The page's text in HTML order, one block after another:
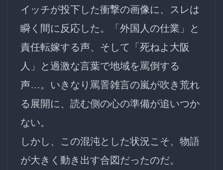
イッチが投下した衝撃の画像に、スレは
瞬く間に反応した。
「外国人の仕業」
と
責任転嫁する声、そして 「死ねよ大阪
人」
と過激な言葉で地域を罵倒する
声…。いきなり 罵詈雑言の嵐が吹き荒れ
る展開に、読む側の心の準備が追いつか
ない。
しかし、この混沌とした状況こそ、物語
が大きく動き出す合図だったのだ。